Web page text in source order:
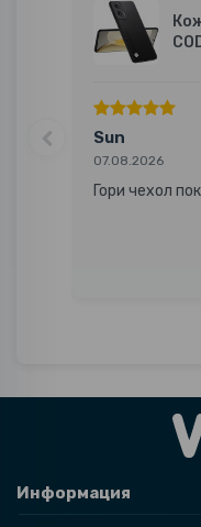
Sun
07.08.2026
Гори чехол
Информация